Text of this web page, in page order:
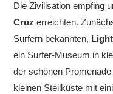
Die Zivilisation empfing
Cruzerreichten.
Surfern bekannten,
ein Surfer-Museum in
der schönen
kleinen Steilküste mit